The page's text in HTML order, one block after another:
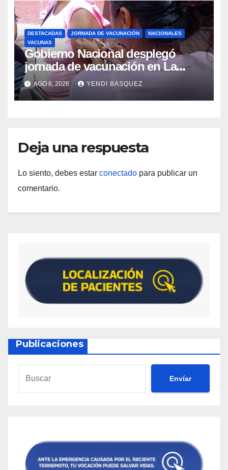
DESTACADAS JORNADA DE VACUNACIÓN
NACIONALES
VACUNAS
Gobierno Nacional desplegó
jornada de vacunación en La
Guaira para garantizar protección
epidemiológica
AGO 8, 2026 YENDI BASQUEZ
Deja una respuesta
Lo siento, debes estar conectado para publicar un
comentario.
Publicaciones
Envíar